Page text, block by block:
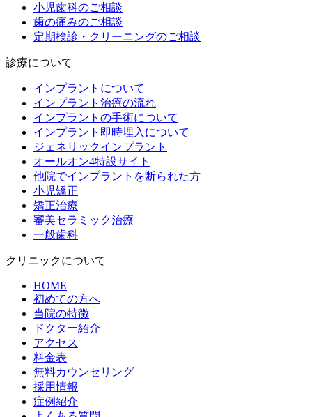
小児歯科のご相談
歯の痛みのご相談
定期検診・クリーニングのご相談
診療について
インプラントについて
インプラント治療の流れ
インプラントの手術について
インプラント即時埋入について
ジェネリックインプラント
オールオン4特設サイト
他院でインプラントを断られた方
小児矯正
矯正治療
審美セラミック治療
一般歯科
クリニックについて
HOME
初めての方へ
当院の特徴
ドクター紹介
アクセス
料金表
無料カウンセリング
採用情報
症例紹介